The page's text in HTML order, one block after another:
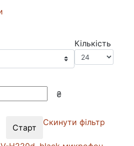
Кількість
₴
Скинути фільтр